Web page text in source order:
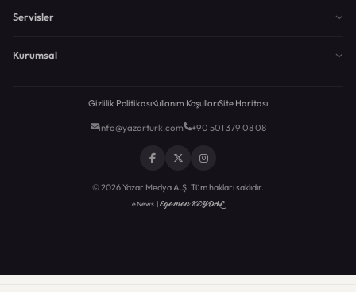
Servisler
Kurumsal
Gizlilik PolitikasıKullanım KoşullarıSite Haritası
info@yazarturk.com +90 501 379 08 08
© 2026 Yazar Medya A.Ş. Tüm hakları saklıdır.
eNews |Egemen KEYDAL